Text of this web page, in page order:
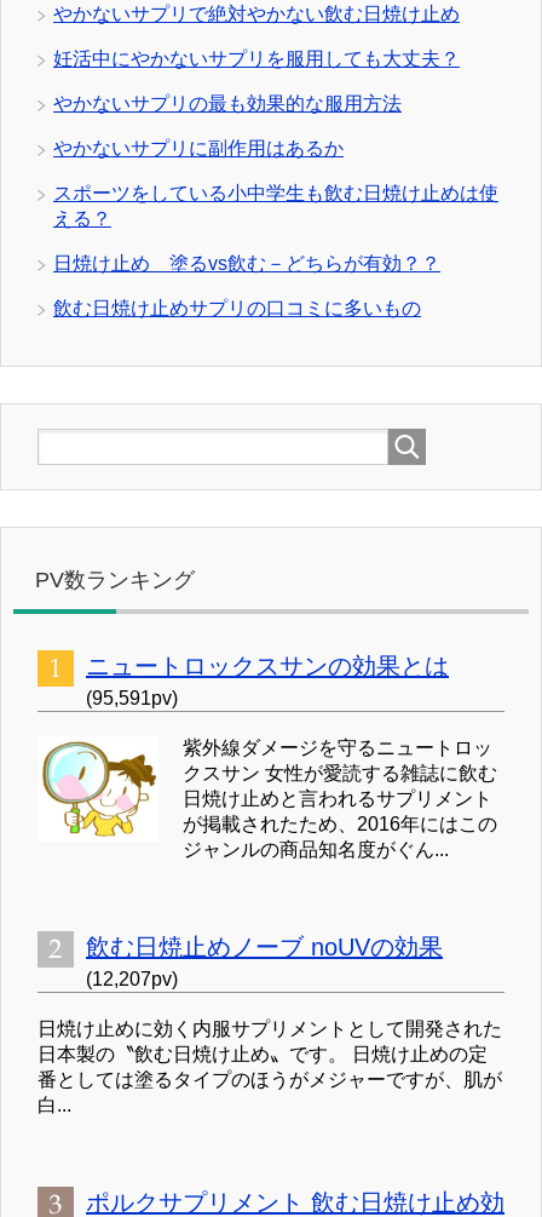
やかないサプリで絶対やかない飲む日焼け止め
妊活中にやかないサプリを服用しても大丈夫？
やかないサプリの最も効果的な服用方法
やかないサプリに副作用はあるか
スポーツをしている小中学生も飲む日焼け止めは使
える？
日焼け止め 塗るvs飲む－どちらが有効？？
飲む日焼け止めサプリの口コミに多いもの
PV数ランキング
ニュートロックスサンの効果とは
(95,591pv)
紫外線ダメージを守るニュートロッ
クスサン 女性が愛読する雑誌に飲む
日焼け止めと言われるサプリメント
が掲載されたため、2016年にはこの
ジャンルの商品知名度がぐん...
飲む日焼止めノーブ noUVの効果
(12,207pv)
日焼け止めに効く内服サプリメントとして開発された
日本製の〝飲む日焼け止め〟です。 日焼け止めの定
番としては塗るタイプのほうがメジャーですが、肌が
白...
ポルクサプリメント 飲む日焼け止め効